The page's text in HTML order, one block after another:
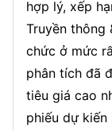
hợp lý, xếp
Truyền thông
chức ở mức
phân tích đã
tiêu giá cao
phiếu dự kiến